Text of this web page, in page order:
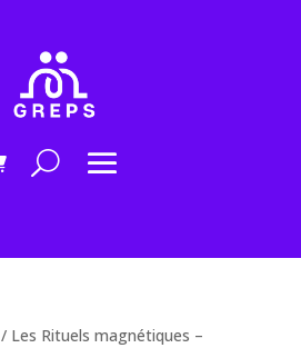
/ Les Rituels magnétiques –